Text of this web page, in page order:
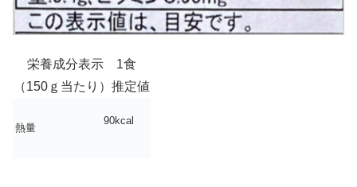
栄養成分表示 1食
（150ｇ当たり）推定値
熱量
90kcal